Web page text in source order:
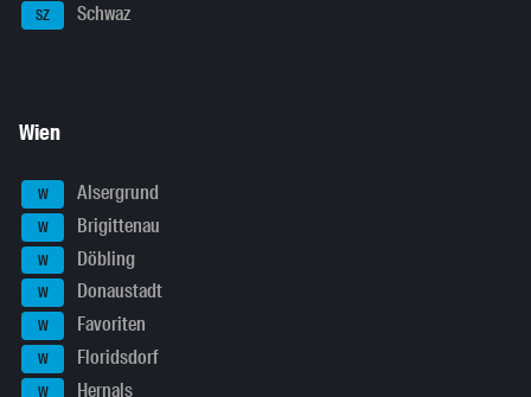
SZ Schwaz
Wien
W Alsergrund
W Brigittenau
W Döbling
W Donaustadt
W Favoriten
W Floridsdorf
W Hernals